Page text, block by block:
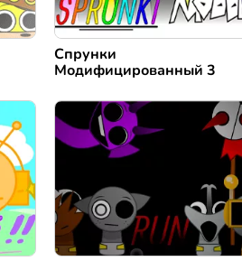
Спрунки
Модифицированный 3